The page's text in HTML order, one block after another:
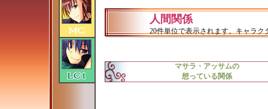
人間関係
20件単位で表示されます。キャラ
マサラ・アッサムの
想っている関係